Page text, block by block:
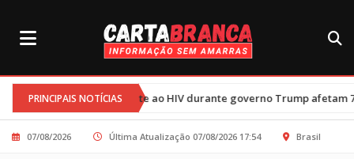
PRINCIPAIS NOTÍCIAS
ao HIV durante governo Trump afetam 77 mil crianças•
07/08/2026 Última Atualização 07/08/2026 17:54 Brasil